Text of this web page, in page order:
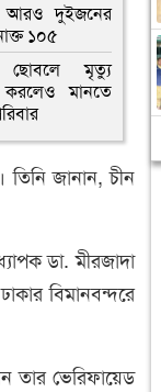
আরও দুইজনের
১০৫
ছোবলে মৃত্যু
করলেও মানতে
তিনি জানান, চীন
ডা. মীরজাদা
বিমানবন্দরে
তার ভেরিফায়েড